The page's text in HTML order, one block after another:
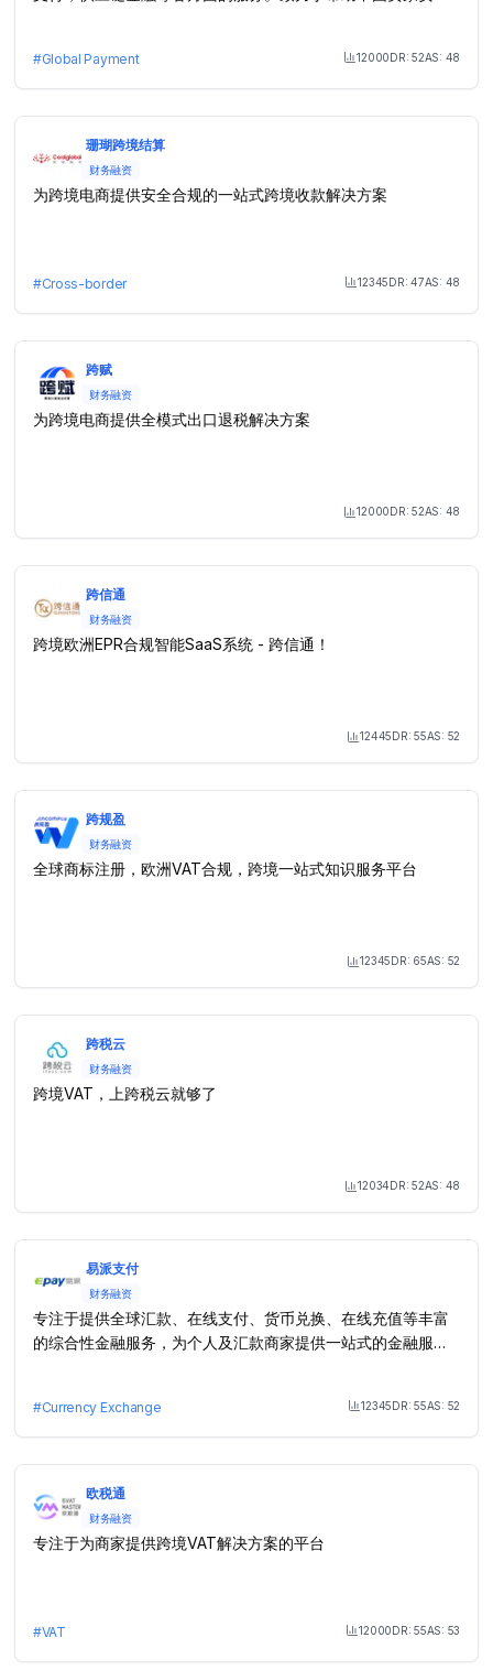
#Global Payment Month Visit
12000DR:52AS: 48
珊瑚跨境结算
财务融资
为跨境电商提供安全合规的一站式跨境收款解决方案
#Cross-border Month Visit
12345DR:47AS: 48
跨赋
财务融资
为跨境电商提供全模式出口退税解决方案
Month Visit
12000DR:52AS: 48
跨信通
财务融资
跨境欧洲EPR合规智能SaaS系统 - 跨信通！
Month Visit
12445DR:55AS: 52
跨规盈
财务融资
全球商标注册，欧洲VAT合规，跨境一站式知识服务平台
Month Visit
12345DR: 65AS: 52
跨税云
财务融资
跨境VAT，上跨税云就够了
Month Visit
12034DR:52AS: 48
易派支付
财务融资
专注于提供全球汇款、在线支付、货币兑换、在线充值等丰富
的综合性金融服务，为个人及汇款商家提供一站式的金融服务
#Currency Exchange Month Visit
12345DR:55AS: 52
欧税通
财务融资
专注于为商家提供跨境VAT解决方案的平台
#VAT Month Visit
12000DR:55AS: 53